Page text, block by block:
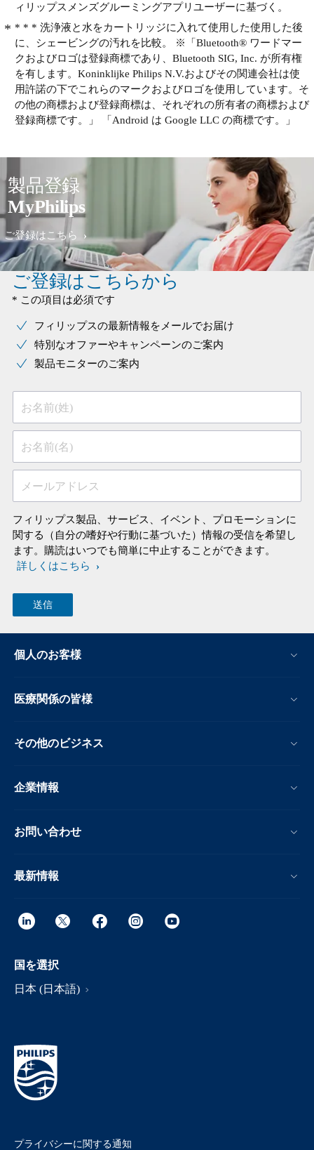
とその左右を1分間でおこなう。次に2
番目にやりにくい鼻の下を攻める。こ
こは40秒間くらい。小さい円運動が効
果的。3番目は，口の左右。ここは舌
を裏側から押す感じで，いろいろな方
向から攻める。左右で40秒間くらい。
残りの40秒間で，左右の頬を仕上げ
る。シェーバーを洗うとき，少しの水
とができる。ポイントは，力加減。強
く押しつけると，カミソリ負けになる
ので，軽く押しつけるのがコツ。その
点，新型のS9000シリーズは，感圧セ
ンサが付いているので，興味がある。
ィリップスメンズグルーミングアプリユーザーに基づく。
* * * 洗浄液と水をカートリッジに入れて使用した使用した後
に、シェービングの汚れを比較。 ※「Bluetooth® ワードマー
クおよびロゴは登録商標であり、Bluetooth SIG, Inc. が所有権
を有します。Koninklijke Philips N.V.およびその関連会社は使
用許諾の下でこれらのマークおよびロゴを使用しています。そ
の他の商標および登録商標は、それぞれの所有者の商標および
登録商標です。」 「Android は Google LLC の商標です。」
製品登録
MyPhilips
ご登録はこちら
ご登録はこちらから
* この項目は必須です
フィリップスの最新情報をメールでお届け
特別なオファーやキャンペーンのご案内
製品モニターのご案内
お名前(姓)
お名前(名)
メールアドレス
フィリップス製品、サービス、イベント、プロモーションに
関する（自分の嗜好や行動に基づいた）情報の受信を希望し
ます。購読はいつでも簡単に中止することができます。
詳しくはこちら
個人のお客様
医療関係の皆様
その他のビジネス
企業情報
お問い合わせ
最新情報
国を選択
日本 (日本語)
プライバシーに関する通知